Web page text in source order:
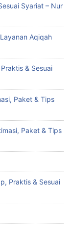
Syariat – Nur
Aqiqah
& Sesuai
Paket & Tips
Paket & Tips
Praktis & Sesuai